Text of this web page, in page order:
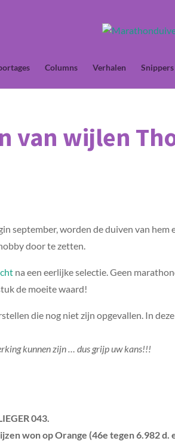
Columns Verhalen Snippers
van wijlen
september, worden de duiven van
door te zetten.
na een eerlijke selectie. Geen
de moeite waard!
die nog niet zijn opgevallen. In
kunnen zijn … dus grijp uw kans!!!
043.
won op Orange (46e tegen 6.982